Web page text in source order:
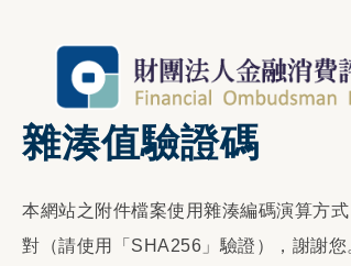
雜湊值驗證碼
本網站之附件檔案使用雜湊編碼演算方
對（請使用「SHA256」驗證），謝謝您